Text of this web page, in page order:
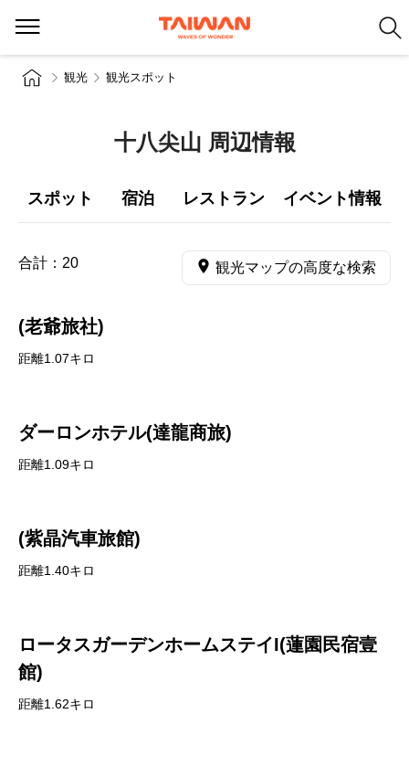
観光 観光スポット
十八尖山 周辺情報
スポット 宿泊 レストラン イベント情報
合計： 20 観光マップの高度な検索
(老爺旅社)
距離1.07キロ
ダーロンホテル(達龍商旅)
距離1.09キロ
(紫晶汽車旅館)
距離1.40キロ
ロータスガーデンホームステイI(蓮園民宿壹
館)
距離1.62キロ